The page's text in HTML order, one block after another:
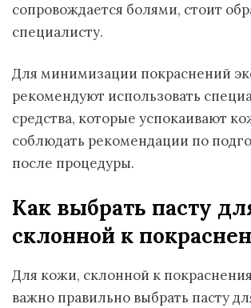
сопровождается болями, стоит
специалисту.
Для минимизации покраснений
рекомендуют использовать
средства, которые успокаивают
соблюдать рекомендации по
после процедуры.
Как выбрать пасту
склонной к
Для кожи, склонной к
важно правильно выбрать пасту